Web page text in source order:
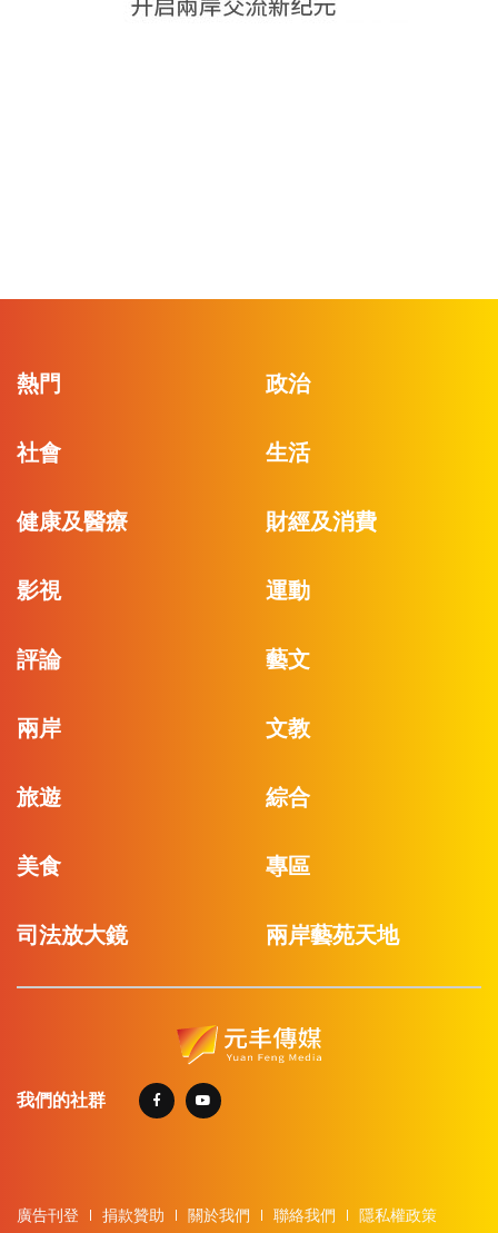
熱門 政治
社會 生活
健康及醫療 財經及消費
影視 運動
評論 藝文
兩岸 文教
旅遊 綜合
美食 專區
司法放大鏡 兩岸藝苑天地
我們的社群
廣告刊登 捐款贊助 關於我們 聯絡我們 隱私權政策